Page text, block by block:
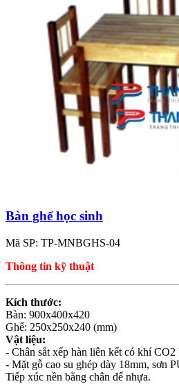
Bàn ghế học sinh
Mã SP: TP-MNBGHS-04
Thông tin kỹ thuật
Kích thước:
Bàn: 900x400x420
Ghế: 250x250x240 (mm)
Vật liệu:
- Chân sắt xếp hàn liên kết có khí CO2
- Mặt gỗ cao su ghép dày 18mm, sơn
Tiếp xúc nền bằng chân đế nhựa.